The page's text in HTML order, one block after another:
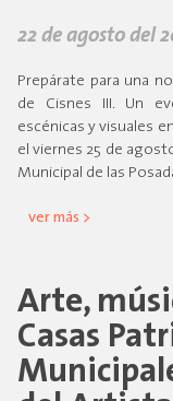
22 de agosto del
Prepárate para una
de Cisnes III. Un
escénicas y visuales
el viernes 25 de
Municipal de las
ver más >
Arte,
Casas